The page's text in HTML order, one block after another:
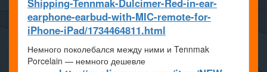
Shipping-Tennmak-Dulcimer-Red-in-ear-
earphone-earbud-with-MIC-remote-for-
iPhone-iPad/1734464811.html
Немного поколебался между ними и Tennmak
Porcelain — немного дешевле